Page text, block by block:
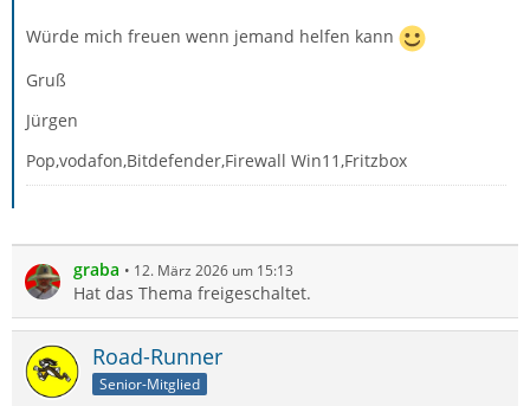
Würde mich freuen wenn jemand helfen kann
Gruß
Jürgen
Pop,vodafon,Bitdefender,Firewall Win11,Fritzbox
graba 12. März 2026 um 15:13
Hat das Thema freigeschaltet.
Road-Runner
Senior-Mitglied